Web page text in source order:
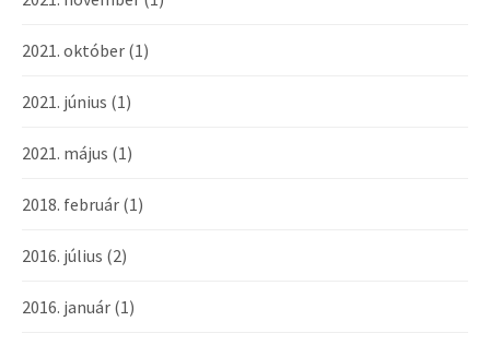
2021. október (1)
2021. június (1)
2021. május (1)
2018. február (1)
2016. július (2)
2016. január (1)